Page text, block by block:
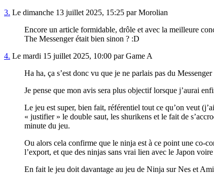
3. Le dimanche 13 juillet 2025, 15:25 par Morolian
Encore un article formidable, drôle et avec la meilleure
The Messenger était bien sinon ? :D
4. Le mardi 15 juillet 2025, 10:00 par Game A
Ha ha, ça s’est donc vu que je ne parlais pas du Messenger
Je pense que mon avis sera plus objectif lorsque j’aurai
Le jeu est super, bien fait, référentiel tout ce qu’on veut
« justifier » le double saut, les shurikens et le fait de
minute du jeu.
Ou alors cela confirme que le ninja est à ce point une co-
l’export, et que des ninjas sans vrai lien avec le Japon
En fait le jeu doit davantage au jeu de Ninja sur Nes et